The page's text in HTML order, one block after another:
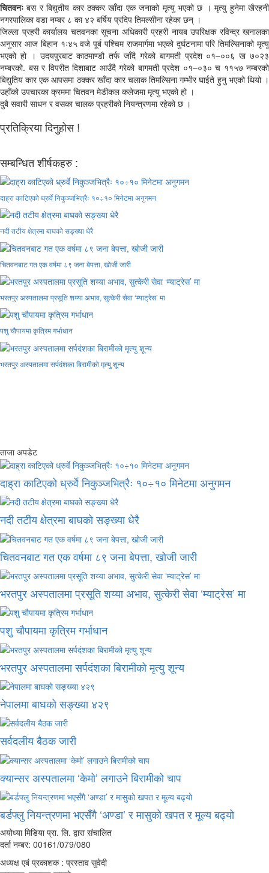
चितवनः बस र बिद्युतीय कार ठक्कर खाँदा एक जनाको मृत्यु भएको छ । मृत्यु हुनेमा खैरहनी
नगरपालिका वडा नम्बर ८ का ४२ बर्षिय प्रदिप तिमल्सीना रहेका छन् ।
जिल्ला प्रहरी कार्यालय चतवनका सूचना अधिकारी प्रहरी नायब उपरिक्षक रविन्द्र खनालका
अनुसार आज बिहान १ः४५ वजे पूर्ब पश्चिम राजमार्गमा भएको दुर्घटनामा परि तिमल्सिनाको मृत्यु
भएको हो । उदयपुरबाट काठमाण्डौ तर्फ जाँदै गरेको बागमती प्रदेश ०१–००६ ख ७०२३
नम्बरको. बस र विपरीत दिशाबाट आउँदै गरेको बागमती प्रदेश ०१–०३० च ११५७ नम्बरको
बिद्युतिय कार एक आपसमा ठक्कर खाँदा कार चलाक तिमल्सिना गम्भीर घाईते हुनु भएको थियो ।
उहाँको उपचारका क्रममा चितवन मेडीकल कलेजमा मृत्यु भएको हो ।
दुबै सवारी साधन र वसका चालक प्रहरीको नियन्त्रणमा रहेको छ ।
प्रतिक्रिया दिनुहोस !
सम्बन्धित शीर्षकहरु :
दाह्रा काटिएको ध्रुर्वे निकुञ्जभित्रैः १०÷१० मिनेटमा अनुगमन
नदी तटीय क्षेत्रमा बाघको सङ्ख्या धेरै
चितवनबाट गत एक वर्षमा ८९ जना बेपत्ता, खोजी जारी
भरतपुर अस्पतालमा प्रसूति शय्या अभाव, सुत्केरी सेवा ‘म्याट्रेस’ मा
पशु चौपायमा कृत्रिम गर्भाधान
भरतपुर अस्पतालमा सर्पदंशका बिरामीको मृत्यु शून्य
ताजा अपडेट
दाह्रा काटिएको ध्रुर्वे निकुञ्जभित्रैः १०÷१० मिनेटमा अनुगमन
नदी तटीय क्षेत्रमा बाघको सङ्ख्या धेरै
चितवनबाट गत एक वर्षमा ८९ जना बेपत्ता, खोजी जारी
भरतपुर अस्पतालमा प्रसूति शय्या अभाव, सुत्केरी सेवा ‘म्याट्रेस’ मा
पशु चौपायमा कृत्रिम गर्भाधान
भरतपुर अस्पतालमा सर्पदंशका बिरामीको मृत्यु शून्य
नेपालमा बाघको सङ्ख्या ४२९
सर्वदलीय बैठक जारी
क्यान्सर अस्पतालमा ‘केमो’ लगाउने बिरामीको चाप
बर्डफ्लु नियन्त्रणमा भएसँगै ‘अण्डा’ र मासुको खपत र मूल्य बढ्यो
अयोध्या मिडिया प्रा. लि. द्वारा संचालित
दर्ता नम्बर: 00161/079/080
अध्यक्ष एबं प्रकाशक : प्रस्ताव सुवेदी